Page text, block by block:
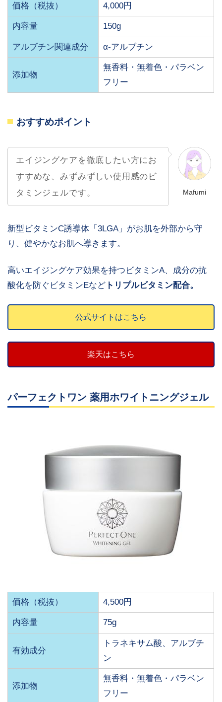
価格（税抜） 4,000円
内容量 150g
アルブチン関連成分 α-アルブチン
添加物
無香料・無着色・パラベン
フリー
おすすめポイント
Mafumi
エイジングケアを徹底したい方にお
すすめな、みずみずしい使用感のビ
タミンジェルです。
新型ビタミンC誘導体「3LGA」がお肌を外部から守
り、健やかなお肌へ導きます。
高いエイジングケア効果を持つビタミンA、成分の抗
酸化を防ぐビタミンEなど トリプルビタミン配合。
公式サイトはこちら
楽天はこちら
パーフェクトワン 薬用ホワイトニングジェル
価格（税抜） 4,500円
内容量 75g
有効成分
トラネキサム酸、アルブチ
ン
添加物
無香料・無着色・パラベン
フリー